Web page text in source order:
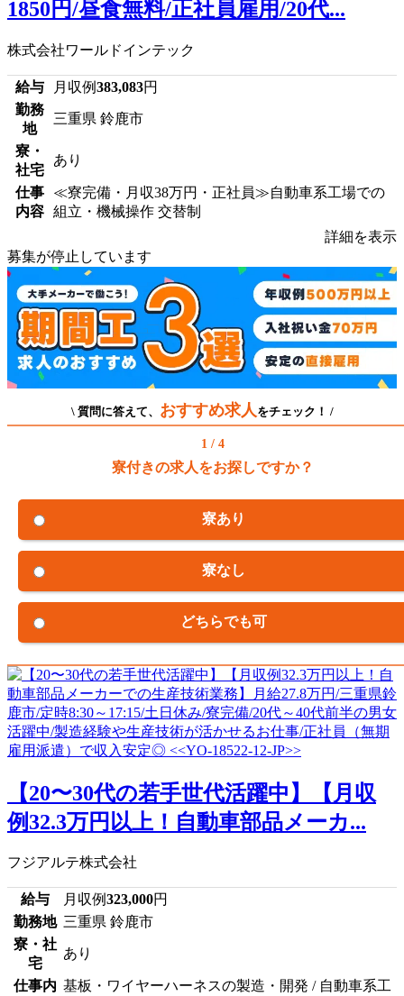
1850円/昼食無料/正社員雇用/20代...
株式会社ワールドインテック
給与 月収例383,083円
勤務
地
三重県 鈴鹿市
寮・
社宅
あり
仕事
内容
≪寮完備・月収38万円・正社員≫自動車系工場での
組立・機械操作 交替制
詳細を表示
募集が停止しています
\ 質問に答えて、 おすすめ求人 をチェック！ /
1 / 4
寮付きの求人をお探しですか？
寮あり
寮なし
どちらでも可
【20〜30代の若手世代活躍中】【月収
例32.3万円以上！自動車部品メーカ...
フジアルテ株式会社
給与 月収例323,000円
勤務地 三重県 鈴鹿市
寮・社
宅
あり
仕事内 基板・ワイヤーハーネスの製造・開発 / 自動車系工